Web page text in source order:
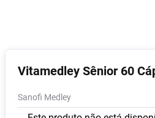
Vitamedley Sênior 60
Sanofi Medley
9º Vitamina D
10º Soro Fisiológico